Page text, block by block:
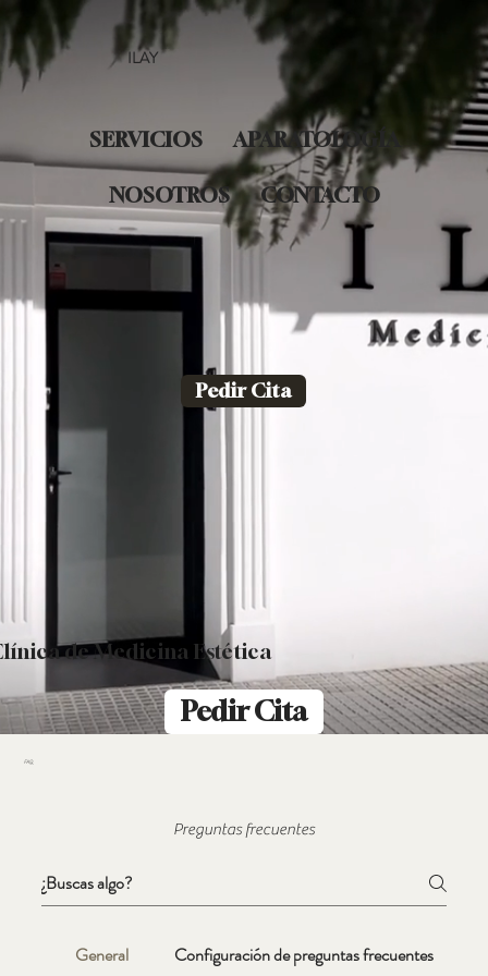
ILAY
SERVICIOS APARATOLOGÍA
NOSOTROS CONTACTO
Pedir Cita
de Medicina Estética
Pedir Cita
FAQ
Preguntas frecuentes
General Configuración de preguntas frecuentes